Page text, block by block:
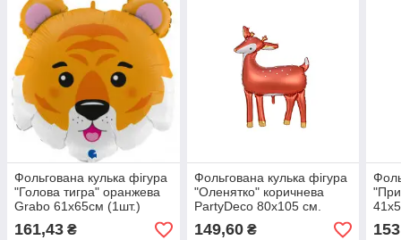
Фольгована кулька фігура
"Голова тигра" оранжева
Grabo 61х65см (1шт.)
161,43 ₴
Фольгована кулька фігура
"Оленятко" коричнева
PartyDeco 80х105 см.
(1шт.)
149,60₴